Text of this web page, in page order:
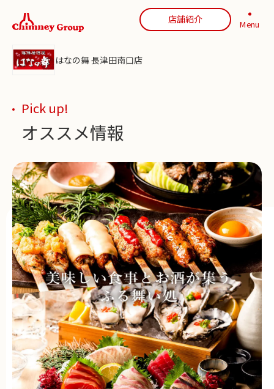
店舗紹介 Menu
はなの舞 長津田南口店
Pick up!
オススメ情報